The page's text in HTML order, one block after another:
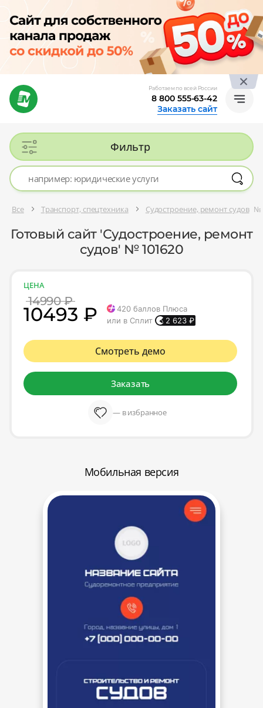
Работаем по всей России
8 800 555-63-42
Заказать сайт
Фильтр
Все Транспорт, спецтехника Судостроение, ремонт судов №
Готовый сайт 'Судостроение, ремонт
судов' № 101620
ЦЕНА
14990 ₽
10493 ₽ 420 баллов Плюса
или в Сплит
2 623 ₽
Смотреть демо
Заказать
— в избранное
Мобильная версия